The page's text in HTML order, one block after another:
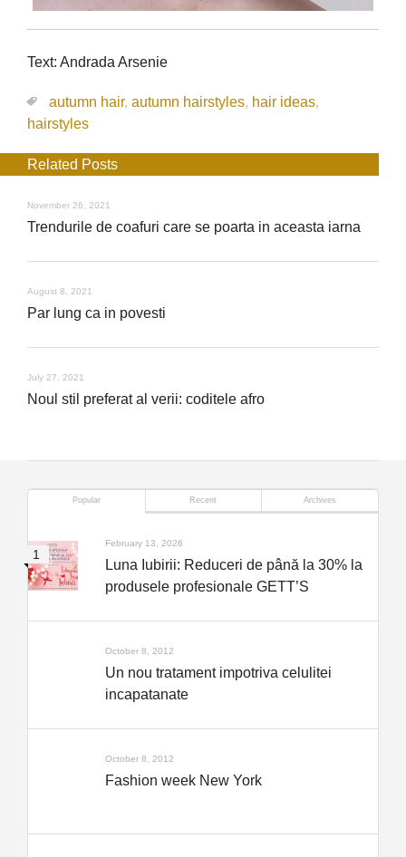
Text: Andrada Arsenie
autumn hair, autumn hairstyles, hair ideas,
hairstyles
Related Posts
November 26, 2021
Trendurile de coafuri care se poarta in aceasta iarna
August 8, 2021
Par lung ca in povesti
July 27, 2021
Noul stil preferat al verii: coditele afro
Popular Recent Archives
February 13, 2026
Luna Iubirii: Reduceri de până la 30% la
produsele profesionale GETT’S
October 8, 2012
Un nou tratament impotriva celulitei
incapatanate
October 8, 2012
Fashion week New York